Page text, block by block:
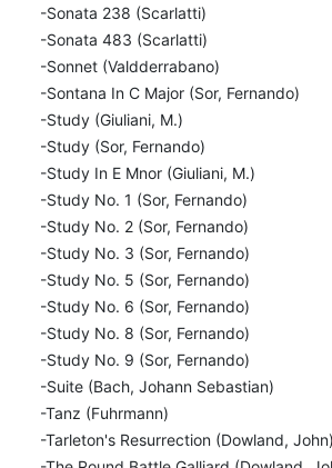
-Sonata 238 (Scarlatti)
-Sonata 483 (Scarlatti)
-Sonnet (Valdderrabano)
-Sontana In C Major (Sor, Fernando)
-Study (Giuliani, M.)
-Study (Sor, Fernando)
-Study In E Mnor (Giuliani, M.)
-Study No. 1 (Sor, Fernando)
-Study No. 2 (Sor, Fernando)
-Study No. 3 (Sor, Fernando)
-Study No. 5 (Sor, Fernando)
-Study No. 6 (Sor, Fernando)
-Study No. 8 (Sor, Fernando)
-Study No. 9 (Sor, Fernando)
-Suite (Bach, Johann Sebastian)
-Tanz (Fuhrmann)
-Tarleton's Resurrection (Dowland, John)